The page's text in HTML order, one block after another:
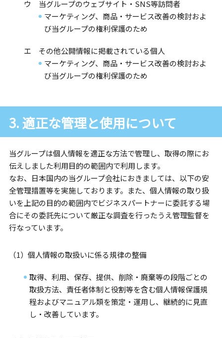
ウ 当グループのウェブサイト・SNS等訪問者
マーケティング、商品・サービス改善の検討およ
び当グループの権利保護のため
エ その他公開情報に掲載されている個人
マーケティング、商品・サービス改善の検討およ
び当グループの権利保護のため
3. 適正な管理と使用について
当グループは個人情報を適正な方法で管理し、取得の際にお
伝えしました利用目的の範囲内で利用します。
なお、日本国内の当グループ会社におきましては、以下の安
全管理措置等を実施しております。また、個人情報の取り扱
いを上記の目的の範囲内でビジネスパートナーに委託する場
合にその委託先について厳正な調査を行ったうえ管理監督を
行なっています。
（1）個人情報の取扱いに係る規律の整備
取得、利用、保存、提供、削除・廃棄等の段階ごとの
取扱方法、責任者体制と役割等を含む個人情報保護規
程およびマニュアル類を策定・運用し、継続的に見直
し・改善しています。